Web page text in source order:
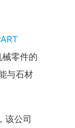
械零件的
与石材
该公司